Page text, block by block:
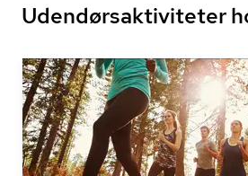
Udendørsaktiviteter